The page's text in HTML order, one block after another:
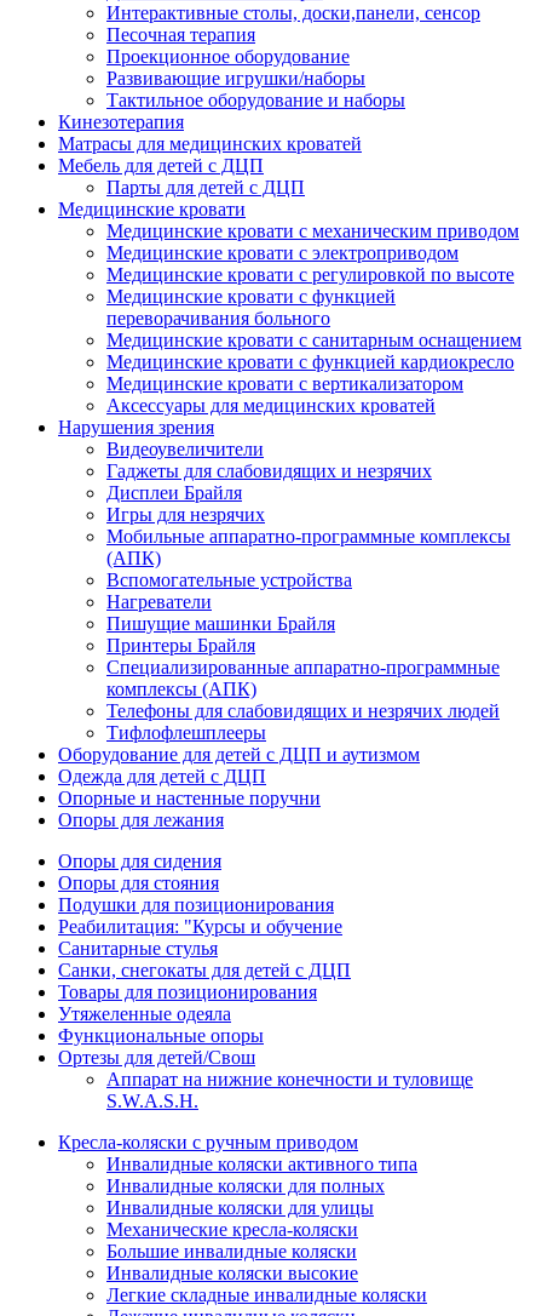
Интерактивные столы, доски,панели, сенсор
Песочная терапия
Проекционное оборудование
Развивающие игрушки/наборы
Тактильное оборудование и наборы
Кинезотерапия
Матрасы для медицинских кроватей
Мебель для детей с ДЦП
Парты для детей с ДЦП
Медицинские кровати
Медицинские кровати с механическим приводом
Медицинские кровати с электроприводом
Медицинские кровати с регулировкой по высоте
Медицинские кровати с функцией
переворачивания больного
Медицинские кровати с санитарным оснащением
Медицинские кровати с функцией кардиокресло
Медицинские кровати с вертикализатором
Аксессуары для медицинских кроватей
Нарушения зрения
Видеоувеличители
Гаджеты для слабовидящих и незрячих
Дисплеи Брайля
Игры для незрячих
Мобильные аппаратно-программные комплексы
(АПК)
Вспомогательные устройства
Нагреватели
Пишущие машинки Брайля
Принтеры Брайля
Специализированные аппаратно-программные
комплексы (АПК)
Телефоны для слабовидящих и незрячих людей
Тифлофлешплееры
Оборудование для детей с ДЦП и аутизмом
Одежда для детей с ДЦП
Опорные и настенные поручни
Опоры для лежания
Опоры для сидения
Опоры для стояния
Подушки для позиционирования
Реабилитация: "Курсы и обучение
Санитарные стулья
Санки, снегокаты для детей с ДЦП
Товары для позиционирования
Утяжеленные одеяла
Функциональные опоры
Ортезы для детей/Свош
Аппарат на нижние конечности и туловище
S.W.A.S.H.
Кресла-коляски с ручным приводом
Инвалидные коляски активного типа
Инвалидные коляски для полных
Инвалидные коляски для улицы
Механические кресла-коляски
Большие инвалидные коляски
Инвалидные коляски высокие
Легкие складные инвалидные коляски